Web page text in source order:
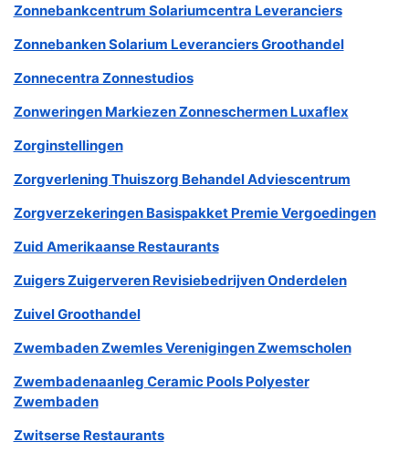
Zonnebankcentrum Solariumcentra Leveranciers
Zonnebanken Solarium Leveranciers Groothandel
Zonnecentra Zonnestudios
Zonweringen Markiezen Zonneschermen Luxaflex
Zorginstellingen
Zorgverlening Thuiszorg Behandel Adviescentrum
Zorgverzekeringen Basispakket Premie Vergoedingen
Zuid Amerikaanse Restaurants
Zuigers Zuigerveren Revisiebedrijven Onderdelen
Zuivel Groothandel
Zwembaden Zwemles Verenigingen Zwemscholen
Zwembadenaanleg Ceramic Pools Polyester
Zwembaden
Zwitserse Restaurants